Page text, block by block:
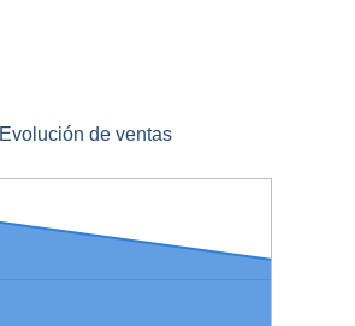
Evolución de ventas